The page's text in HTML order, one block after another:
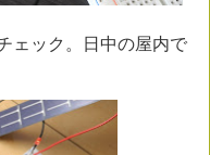
ェック。日中の屋内で